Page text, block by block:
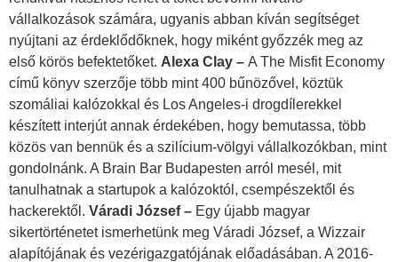
vállalkozások számára, ugyanis abban kíván segítséget
nyújtani az érdeklődőknek, hogy miként győzzék meg az
első körös befektetőket. Alexa Clay – A The Misfit Economy
című könyv szerzője több mint 400 bűnözővel, köztük
szomáliai kalózokkal és Los Angeles-i drogdílerekkel
készített interjút annak érdekében, hogy bemutassa, több
közös van bennük és a szilícium-völgyi vállalkozókban, mint
gondolnánk. A Brain Bar Budapesten arról mesél, mit
tanulhatnak a startupok a kalózoktól, csempészektől és
hackerektől. Váradi József – Egy újabb magyar
sikertörténetet ismerhetünk meg Váradi József, a Wizzair
alapítójának és vezérigazgatójának előadásában. A 2016-